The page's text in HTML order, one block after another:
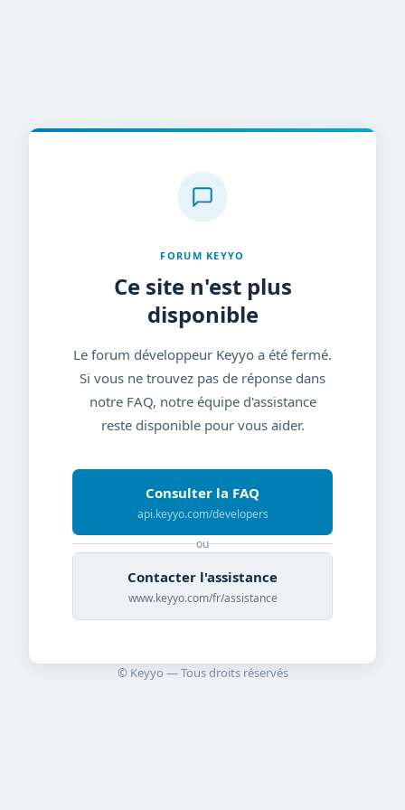
FORUM KEYYO
Ce site n'est plus
disponible
Le forum développeur Keyyo a été fermé.
Si vous ne trouvez pas de réponse dans
notre FAQ, notre équipe d'assistance
reste disponible pour vous aider.
Consulter la FAQ
api.keyyo.com/developers
ou
Contacter l'assistance
www.keyyo.com/fr/assistance
© Keyyo — Tous droits réservés